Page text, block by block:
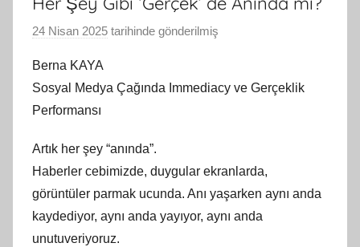
24 Nisan 2025 tarihinde gönderilmiş
A
r
a
f
Berna KAYA
Sosyal Medya Çağında Immediacy ve Gerçeklik
Performansı
Artık her şey “anında”.
Haberler cebimizde, duygular ekranlarda,
görüntüler parmak ucunda. Anı yaşarken aynı anda
kaydediyor, aynı anda yayıyor, aynı anda
unutuveriyoruz.